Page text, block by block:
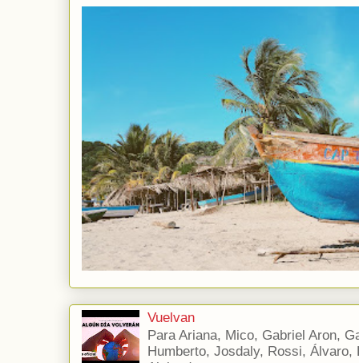
Vuelvan
Para Ariana, Mico, Gabriel Aron,
Humberto, Josdaly, Rossi, Álvaro,